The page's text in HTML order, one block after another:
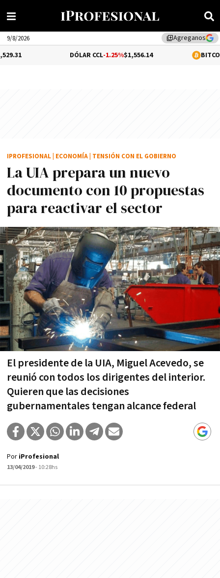
library_addAgreganos
9/8/2026
-1.25%$1,556.14 0.21%
La UIA prepara un nuevo
documento con 10 propuestas
para reactivar el sector
El presidente de la UIA, Miguel Acevedo, se
reunió con todos los dirigentes del interior.
Quieren que las decisiones
gubernamentales tengan alcance federal
IPROFESIONAL ECONOMÍA TENSIÓN CON EL GOBIERNO
Por iProfesional
13/04/2019- 10:28hs